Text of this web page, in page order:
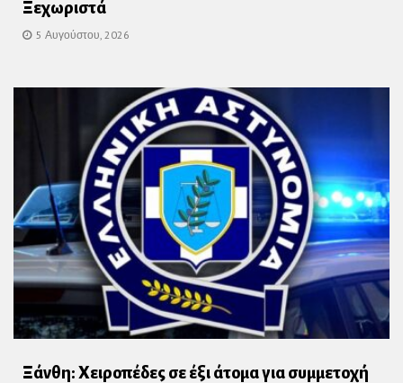
Ξεχωριστά
5 Αυγούστου, 2026
Ξάνθη: Χειροπέδες σε έξι άτομα για συμμετοχή